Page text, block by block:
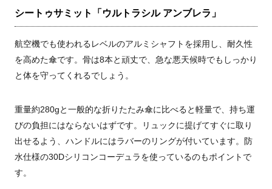
シートゥサミット「ウルトラシル アンブレラ」
航空機でも使われるレベルのアルミシャフトを採用し、耐久性
を高めた傘です。骨は8本と頑丈で、急な悪天候時でもしっかり
と体を守ってくれるでしょう。
重量約280gと一般的な折りたたみ傘に比べると軽量で、持ち運
びの負担にはならないはずです。リュックに提げてすぐに取り
出せるよう、ハンドルにはラバーのリングが付いています。防
水仕様の30Dシリコンコーデュラを使っているのもポイントで
す。